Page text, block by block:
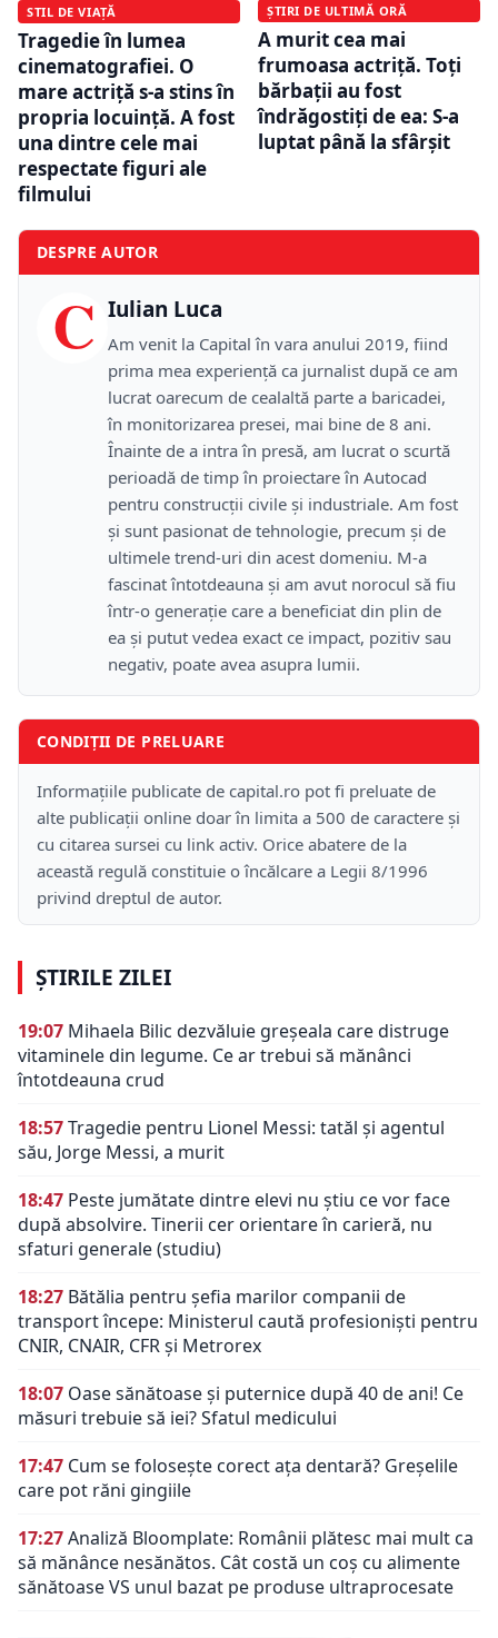
STIL DE VIAȚĂ
Tragedie în lumea
cinematografiei. O
mare actriță s-a stins în
propria locuință. A fost
una dintre cele mai
respectate figuri ale
filmului
ȘTIRI DE ULTIMĂ ORĂ
A murit cea mai
frumoasa actriță. Toți
bărbații au fost
îndrăgostiți de ea: S-a
luptat până la sfârșit
DESPRE AUTOR
C Iulian Luca
Am venit la Capital în vara anului 2019, fiind
prima mea experiență ca jurnalist după ce am
lucrat oarecum de cealaltă parte a baricadei,
în monitorizarea presei, mai bine de 8 ani.
Înainte de a intra în presă, am lucrat o scurtă
perioadă de timp în proiectare în Autocad
pentru construcții civile și industriale. Am fost
și sunt pasionat de tehnologie, precum și de
ultimele trend-uri din acest domeniu. M-a
fascinat întotdeauna și am avut norocul să fiu
într-o generație care a beneficiat din plin de
ea și putut vedea exact ce impact, pozitiv sau
negativ, poate avea asupra lumii.
CONDIȚII DE PRELUARE
Informațiile publicate de capital.ro pot fi preluate de
alte publicații online doar în limita a 500 de caractere și
cu citarea sursei cu link activ. Orice abatere de la
această regulă constituie o încălcare a Legii 8/1996
privind dreptul de autor.
ȘTIRILE ZILEI
19:07 Mihaela Bilic dezvăluie greșeala care distruge
vitaminele din legume. Ce ar trebui să mănânci
întotdeauna crud
18:57Tragedie pentru Lionel Messi: tatăl și agentul
său, Jorge Messi, a murit
18:47 Peste jumătate dintre elevi nu știu ce vor face
după absolvire. Tinerii cer orientare în carieră, nu
sfaturi generale (studiu)
18:27 Bătălia pentru șefia marilor companii de
transport începe: Ministerul caută profesioniști pentru
CNIR, CNAIR, CFR și Metrorex
18:07 Oase sănătoase și puternice după 40 de ani! Ce
măsuri trebuie să iei? Sfatul medicului
17:47 Cum se folosește corect ața dentară? Greșelile
care pot răni gingiile
17:27Analiză Bloomplate: Românii plătesc mai mult ca
să mănânce nesănătos. Cât costă un coș cu alimente
sănătoase VS unul bazat pe produse ultraprocesate